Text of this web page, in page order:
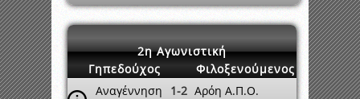
2η Αγωνιστική
Γηπεδούχος
Φιλοξενούμενος
Αναγέννηση
1-2 Αρόη Α.Π.Ο.